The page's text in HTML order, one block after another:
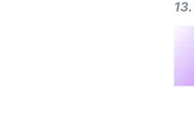
13.